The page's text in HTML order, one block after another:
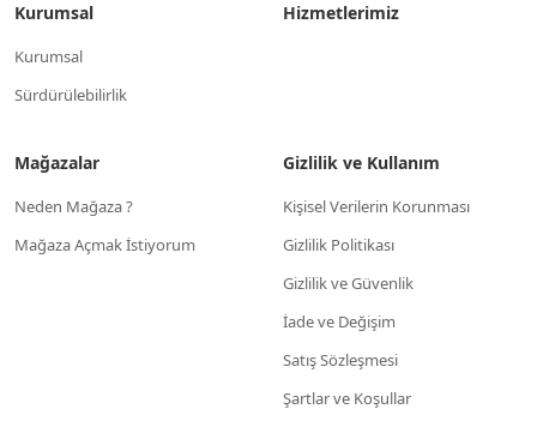
Kurumsal
Kurumsal
Sürdürülebilirlik
Hizmetlerimiz
Mağazalar
Neden Mağaza ?
Mağaza Açmak İstiyorum
Gizlilik ve Kullanım
Kişisel Verilerin Korunması
Gizlilik Politikası
Gizlilik ve Güvenlik
İade ve Değişim
Satış Sözleşmesi
Şartlar ve Koşullar